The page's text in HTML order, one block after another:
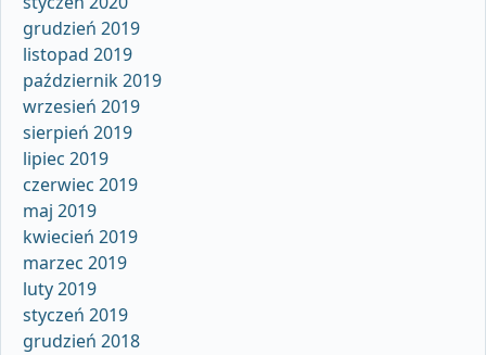
grudzień 2019
listopad 2019
październik 2019
wrzesień 2019
sierpień 2019
lipiec 2019
czerwiec 2019
maj 2019
kwiecień 2019
marzec 2019
luty 2019
styczeń 2019
grudzień 2018